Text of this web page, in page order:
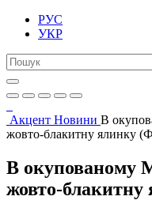
РУС
УКР
Акцент Новини В
жовто-блакитну ялинку
В окупованому
жовто-